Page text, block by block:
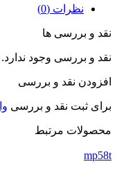
نظرات (0)
نقد و بررسی ها
نقد و بررسی وجود ندارد.
افزودن نقد و بررسی
برای ثبت نقد و بررسی
محصولات مرتبط
mp58t